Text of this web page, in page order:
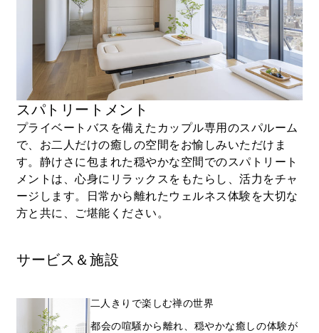
スパトリートメント
プライベートバスを備えたカップル専用のスパルーム
で、お二人だけの癒しの空間をお愉しみいただけま
す。静けさに包まれた穏やかな空間でのスパトリート
メントは、心身にリラックスをもたらし、活力をチャ
ージします。日常から離れたウェルネス体験を大切な
方と共に、ご堪能ください。
サービス＆施設
二人きりで楽しむ禅の世界
都会の喧騒から離れ、穏やかな癒しの体験が